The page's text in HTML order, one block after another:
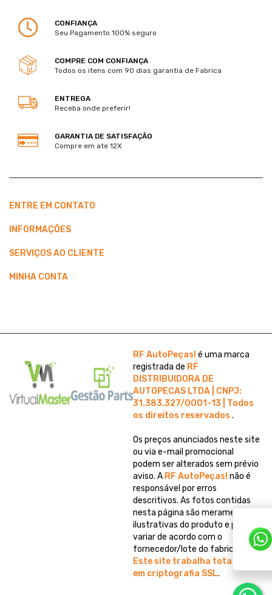
CONFIANÇA
Seu Pagamento 100% seguro
COMPRE COM CONFIANÇA
Todos os itens com 90 dias garantia de Fabrica
ENTREGA
Receba onde preferir!
GARANTIA DE SATISFAÇÃO
Compre em ate 12X
ENTRE EM CONTATO
INFORMAÇÕES
SERVIÇOS AO CLIENTE
MINHA CONTA
RF AutoPeças! é uma marca
registrada de RF
DISTRIBUIDORA DE
AUTOPECAS LTDA | CNPJ:
31.383.327/0001-13 | Todos
os direitos reservados.
Os preços anunciados neste site
ou via e-mail promocional
podem ser alterados sem prévio
aviso. A RF AutoPeças! não é
responsável por erros
descritivos. As fotos contidas
nesta página são meramente
ilustrativas do produto e podem
variar de acordo com o
fornecedor/lote do fabricante.
Este site trabalha totalmente
em criptografia SSL.